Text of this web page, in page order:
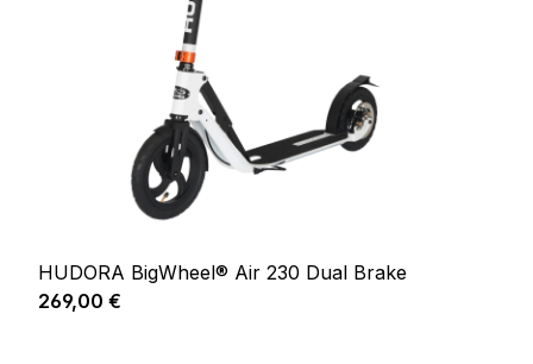
HUDORA BigWheel® Air 230 Dual Brake
Prix régulier :
269,00 €